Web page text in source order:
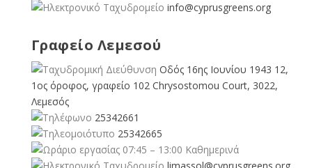
info@cyprusgreens.org
Γραφείο Λεμεσού
Οδός 16ης Ιουνίου 1943 12,
1ος όροφος, γραφείο 102 Chrysostomou Court, 3022,
Λεμεσός
25342661
25342665
07:45 – 13:00 Καθημερινά